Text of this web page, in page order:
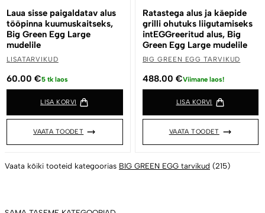
Laua sisse paigaldatav alus
tööpinna kuumuskaitseks,
Big Green Egg Large
mudelile
LISATARVIKUD
60.00 €5 tk laos
LISA KORVI
VAATA TOODET
Ratastega alus ja käepide
grilli ohutuks liigutamiseks
intEGGreeritud alus, Big
Green Egg Large mudelile
BIG GREEN EGG TARVIKUD
488.00 €Viimane laos!
LISA KORVI
VAATA TOODET
Vaata kõiki tooteid kategoorias BIG GREEN EGG tarvikud (215)